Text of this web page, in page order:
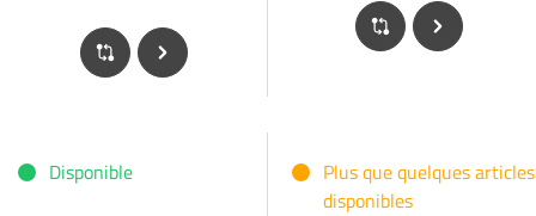
Disponible
Plus que quelques articles
disponibles